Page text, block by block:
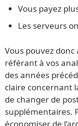
Vous payez
Les serveurs
Vous pouvez
référant à vos
des années
claire concernant
de changer de
supplémentaires.
économiser de